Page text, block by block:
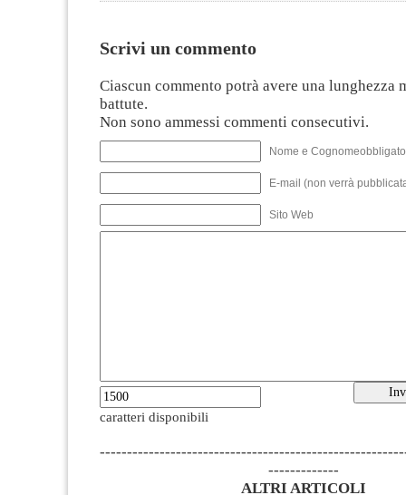
Scrivi un commento
Ciascun commento potrà avere una lunghezza
battute.
Non sono ammessi commenti consecutivi.
Nome e
E-mail (non verrà
Sito Web
caratteri disponibili
-------------
ALTRI ARTICOLI